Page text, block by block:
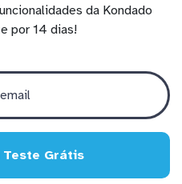
da Kondado
por 14 dias!
Teste Grátis